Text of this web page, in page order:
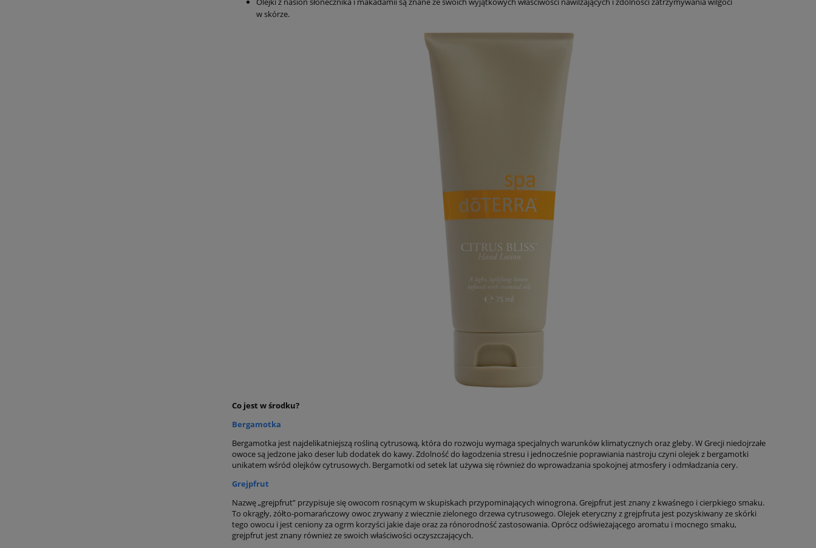
w skórze.
Co jest w środku?
Bergamotka
Bergamotka jest najdelikatniejszą rośliną cytrusową, która do rozwoju wymaga specjalnych warunków klimatycznych oraz gleby. W Grecji niedojrzałe
owoce są jedzone jako deser lub dodatek do kawy. Zdolność do łagodzenia stresu i jednocześnie poprawiania nastroju czyni olejek z bergamotki
unikatem wśród olejków cytrusowych. Bergamotki od setek lat używa się również do wprowadzania spokojnej atmosfery i odmładzania cery.
Grejpfrut
Nazwę „grejpfrut” przypisuje się owocom rosnącym w skupiskach przypominających winogrona. Grejpfrut jest znany z kwaśnego i cierpkiego smaku.
To okrągły, żółto-pomarańczowy owoc zrywany z wiecznie zielonego drzewa cytrusowego. Olejek eteryczny z grejpfruta jest pozyskiwany ze skórki
tego owocu i jest ceniony za ogrm korzyści jakie daje oraz za rónorodność zastosowania. Oprócz odświeżającego aromatu i mocnego smaku,
grejpfrut jest znany również ze swoich właściwości oczyszczających.